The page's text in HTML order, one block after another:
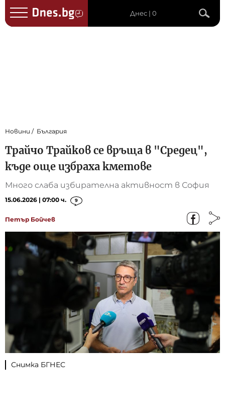
Днес | 0
Новини България
Трайчо Трайков се връща в "Средец",
къде още избраха кметове
Много слаба избирателна активност в София
15.06.2026 | 07:00 ч. 9
Петър Бойчев
Снимка БГНЕС